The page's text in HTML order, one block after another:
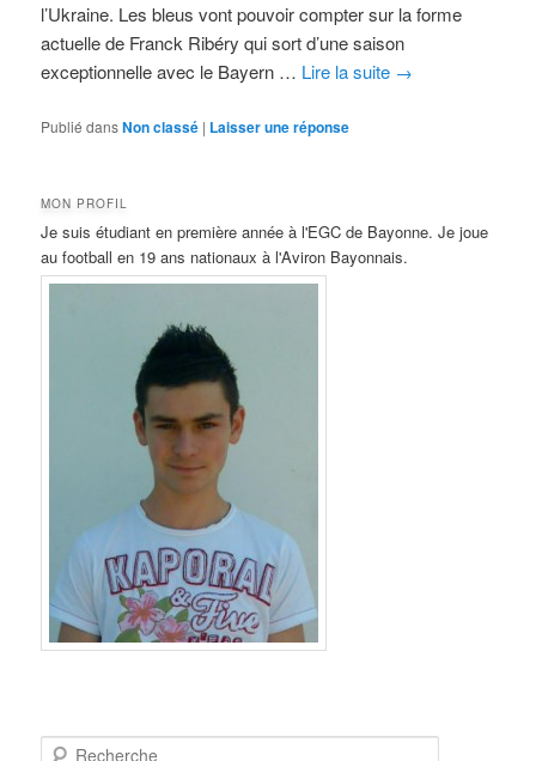
l’Ukraine. Les bleus vont pouvoir compter sur la forme
actuelle de Franck Ribéry qui sort d’une saison
exceptionnelle avec le Bayern … Lire la suite →
Publié dansNon classé | Laisser une réponse
MON PROFIL
Je suis étudiant en première année à l'EGC de Bayonne. Je joue
au football en 19 ans nationaux à l'Aviron Bayonnais.
Recherche